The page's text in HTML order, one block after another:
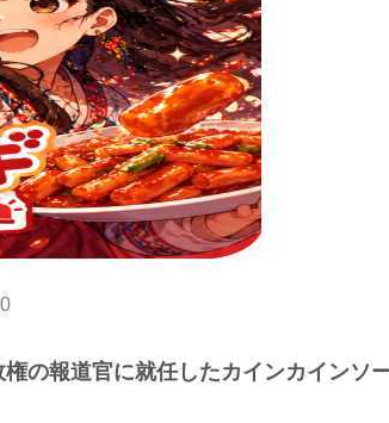
の報道官に就任したカインカインソ